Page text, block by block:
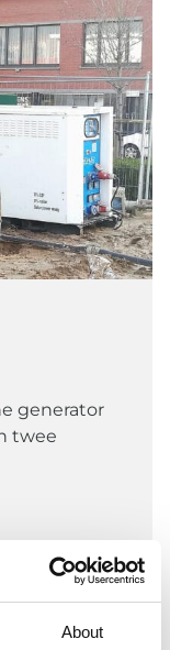
About
generator
twee